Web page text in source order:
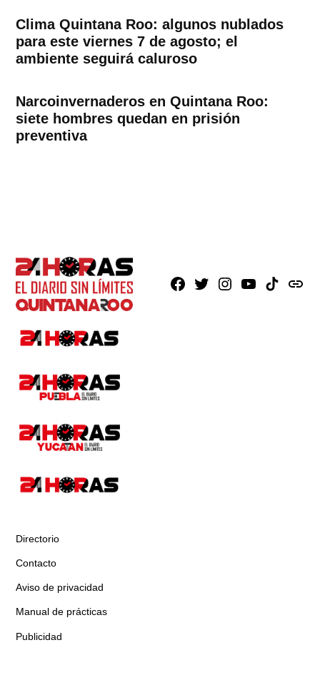
Clima Quintana Roo: algunos nublados
para este viernes 7 de agosto; el
ambiente seguirá caluroso
Narcoinvernaderos en Quintana Roo:
siete hombres quedan en prisión
preventiva
Facebook
X Instagram
YoutubeTikTokissuu
Directorio
Contacto
Aviso de privacidad
Manual de prácticas
Publicidad